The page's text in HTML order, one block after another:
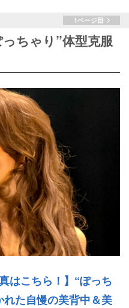
1ページ目
ちゃり”体型克服
はこちら！】“ぽっち
た自慢の美背中＆美